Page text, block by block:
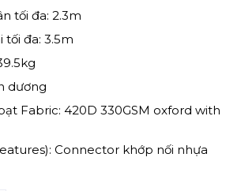
tối đa: 2.3m
tối đa: 3.5m
dương
Fabric: 420D 330GSM oxford with
Connector khớp nối nhựa